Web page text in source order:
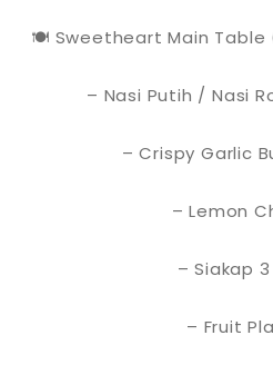
🍽 Sweetheart Main Table
– Nasi Putih / Nasi
– Crispy Garlic
– Lemon
– Siakap
– Fruit